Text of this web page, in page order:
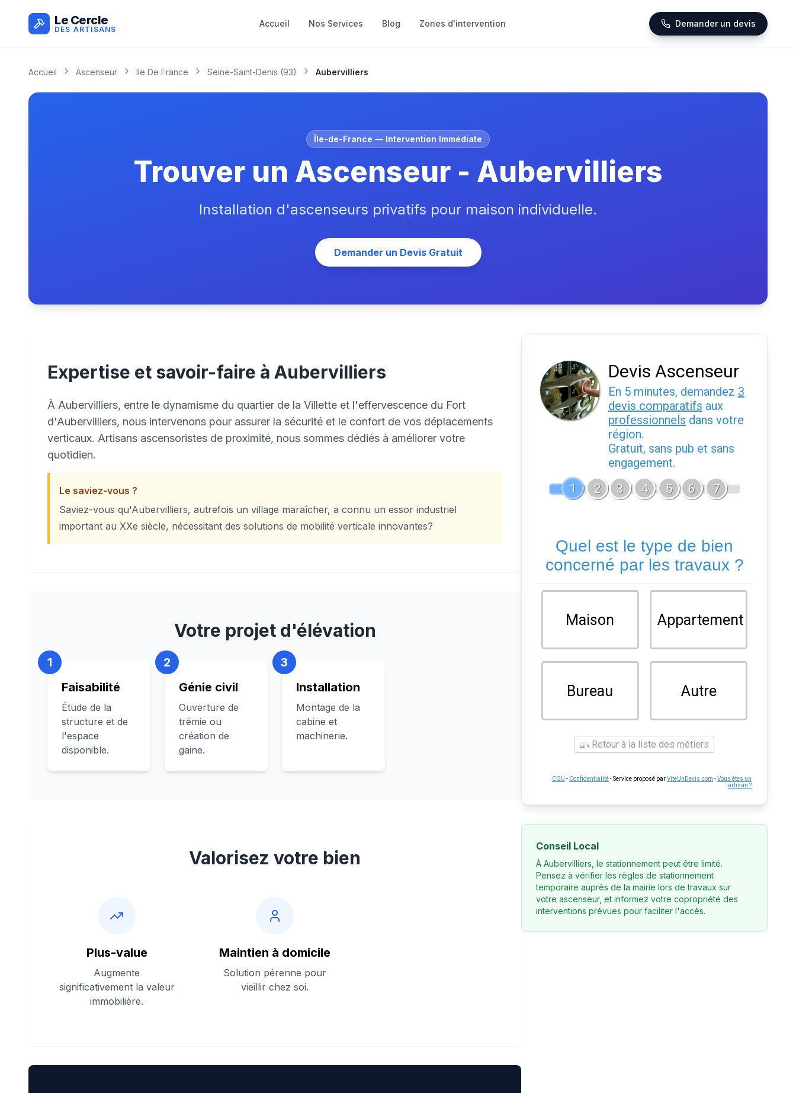
Le Cercle
DES ARTISANS
Accueil Nos Services Blog Zones d'intervention Demander un devis
Accueil Ascenseur Ile De France Seine-Saint-Denis (93) Aubervilliers
Île-de-France — Intervention Immédiate
Trouver un Ascenseur - Aubervilliers
Installation d'ascenseurs privatifs pour maison individuelle.
Demander un Devis Gratuit
Expertise et savoir-faire à Aubervilliers
À Aubervilliers, entre le dynamisme du quartier de la Villette et l'effervescence du Fort
d'Aubervilliers, nous intervenons pour assurer la sécurité et le confort de vos déplacements
verticaux. Artisans ascensoristes de proximité, nous sommes dédiés à améliorer votre
quotidien.
Le saviez-vous ?
Saviez-vous qu'Aubervilliers, autrefois un village maraîcher, a connu un essor industriel
important au XXe siècle, nécessitant des solutions de mobilité verticale innovantes?
Votre projet d'élévation
1
Faisabilité
Étude de la
structure et de
l'espace
disponible.
2
Génie civil
Ouverture de
trémie ou
création de
gaine.
3
Installation
Montage de la
cabine et
machinerie.
Valorisez votre bien
Plus-value
Augmente
significativement la valeur
immobilière.
Maintien à domicile
Solution pérenne pour
vieillir chez soi.
Devis Ascenseur
En 5 minutes, demandez 3
devis comparatifs aux
professionnels dans votre
région.
Gratuit, sans pub et sans
engagement.
1
2 3 4 5 6 7
Quel est le type de bien
concerné par les travaux ?
Maison Appartement
Bureau Autre
Retour à la liste des métiers
CGU - Confidentialité- Service proposé parViteUnDevis.com -Vous êtes un
artisan ?
Conseil Local
À Aubervilliers, le stationnement peut être limité.
Pensez à vérifier les règles de stationnement
temporaire auprès de la mairie lors de travaux sur
votre ascenseur, et informez votre copropriété des
interventions prévues pour faciliter l'accès.